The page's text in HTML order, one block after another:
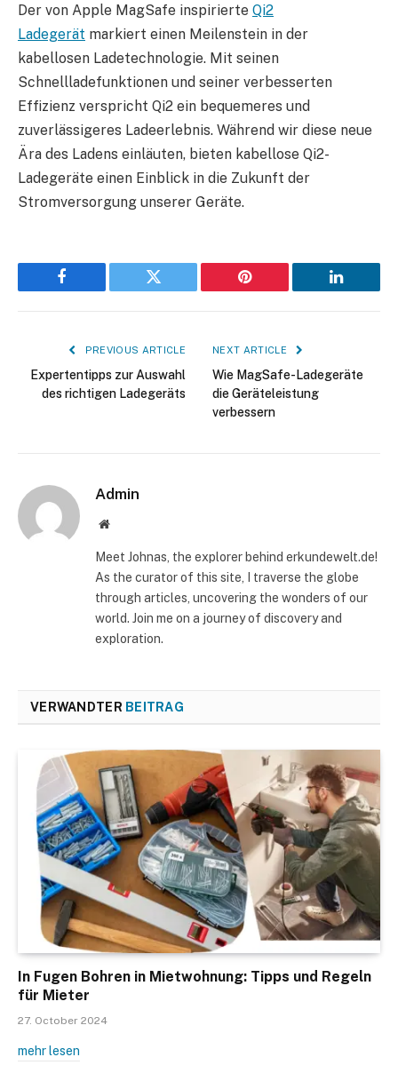
Der von Apple MagSafe inspirierte Qi2
Ladegerät markiert einen Meilenstein in der
kabellosen Ladetechnologie. Mit seinen
Schnellladefunktionen und seiner verbesserten
Effizienz verspricht Qi2 ein bequemeres und
zuverlässigeres Ladeerlebnis. Während wir diese neue
Ära des Ladens einläuten, bieten kabellose Qi2-
Ladegeräte einen Einblick in die Zukunft der
Stromversorgung unserer Geräte.
Facebook Twitter Pinterest LinkedIn
PREVIOUS ARTICLE
Expertentipps zur Auswahl
des richtigen Ladegeräts
NEXT ARTICLE
Wie MagSafe-Ladegeräte
die Geräteleistung
verbessern
Admin
Website
Meet Johnas, the explorer behind erkundewelt.de!
As the curator of this site, I traverse the globe
through articles, uncovering the wonders of our
world. Join me on a journey of discovery and
exploration.
VERWANDTER BEITRAG
In Fugen Bohren in Mietwohnung: Tipps und Regeln
für Mieter
27. October 2024
mehr lesen